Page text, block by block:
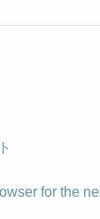
for the